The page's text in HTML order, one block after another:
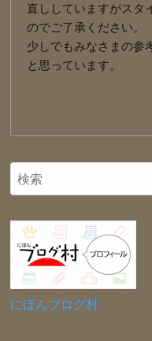
直ししていますがスタ
のでご了承ください。
少しでもみなさまの参
と思っています。
にほんブログ村